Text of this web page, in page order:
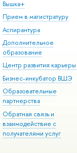
Вышка+
Прием в магистратуру
Аспирантура
Дополнительное
образование
Центр развития карьеры
Бизнес-инкубатор ВШЭ
Образовательные
партнерства
Обратная связь и
взаимодействие с
получателями услуг